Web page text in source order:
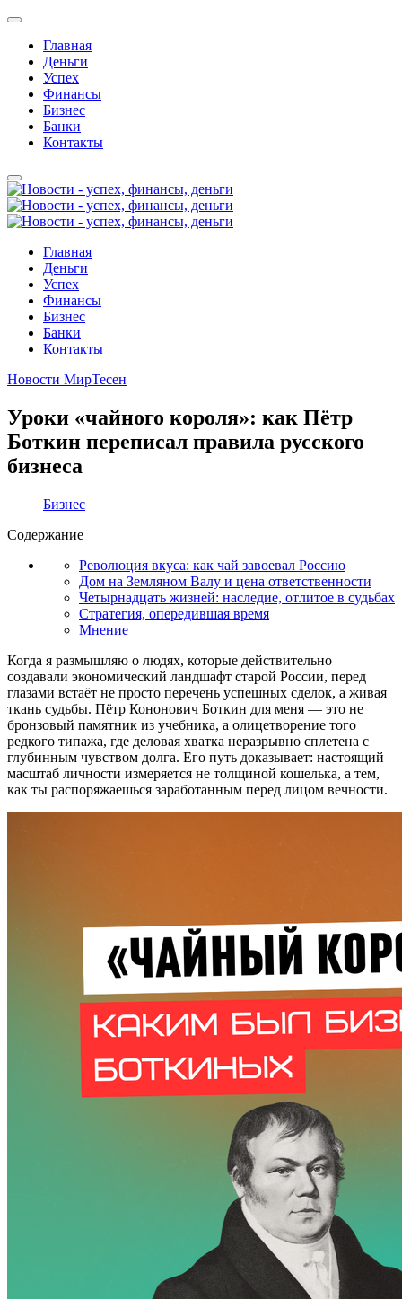
Главная
Деньги
Успех
Финансы
Бизнес
Банки
Контакты
Главная
Деньги
Успех
Финансы
Бизнес
Банки
Контакты
Новости МирТесен
Уроки «чайного короля»: как Пётр
Боткин переписал правила русского
бизнеса
Бизнес
Содержание
Революция вкуса: как чай завоевал Россию
Дом на Земляном Валу и цена ответственности
Четырнадцать жизней: наследие, отлитое в судьбах
Стратегия, опередившая время
Мнение
Когда я размышляю о людях, которые действительно
создавали экономический ландшафт старой России, перед
глазами встаёт не просто перечень успешных сделок, а живая
ткань судьбы. Пётр Кононович Боткин для меня — это не
бронзовый памятник из учебника, а олицетворение того
редкого типажа, где деловая хватка неразрывно сплетена с
глубинным чувством долга. Его путь доказывает: настоящий
масштаб личности измеряется не толщиной кошелька, а тем,
как ты распоряжаешься заработанным перед лицом вечности.